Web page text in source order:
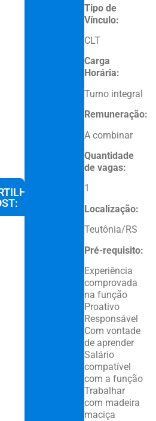
Tipo de
Vínculo:
CLT
Carga
Horária:
Turno integral
Remuneração:
A combinar
Quantidade
de vagas:
1
Localização:
Teutônia/RS
Pré-requisito:
Experiência
comprovada
na função
Proativo
Responsável
Com vontade
de aprender
Salário
compatível
com a função
Trabalhar
com madeira
maciça